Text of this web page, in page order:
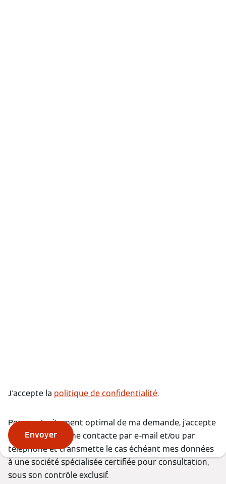
J'accepte la politique de confidentialité.
Pour un traitement optimal de ma demande, j'accepte
que Viessmann me contacte par e-mail et/ou par
téléphone et transmette le cas échéant mes données
à une société spécialisée certifiée pour consultation,
sous son contrôle exclusif.
Envoyer